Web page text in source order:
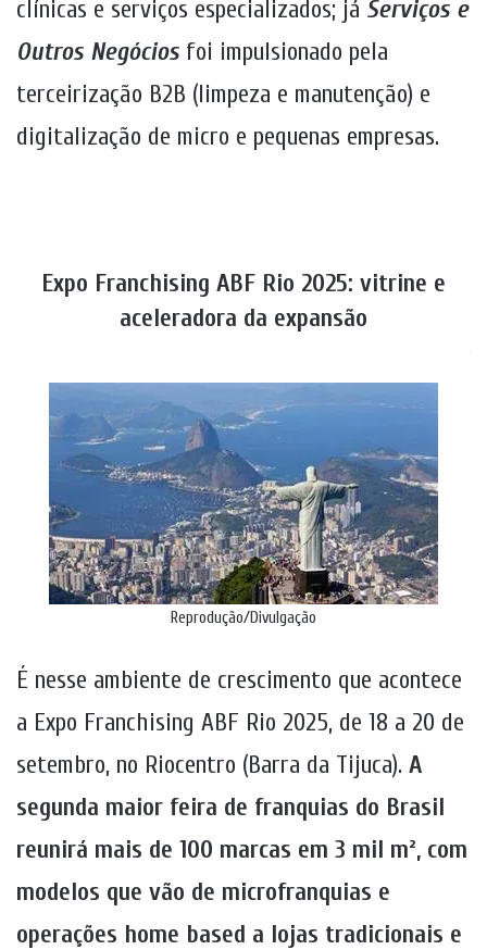
clínicas e serviços especializados; já Serviços e
Outros Negócios foi impulsionado pela
terceirização B2B (limpeza e manutenção) e
digitalização de micro e pequenas empresas.
Expo Franchising ABF Rio 2025: vitrine e
aceleradora da expansão
Reprodução/Divulgação
É nesse ambiente de crescimento que acontece
a Expo Franchising ABF Rio 2025, de 18 a 20 de
setembro, no Riocentro (Barra da Tijuca). A
segunda maior feira de franquias do Brasil
reunirá mais de 100 marcas em 3 mil m², com
modelos que vão de microfranquias e
operações home based a lojas tradicionais e